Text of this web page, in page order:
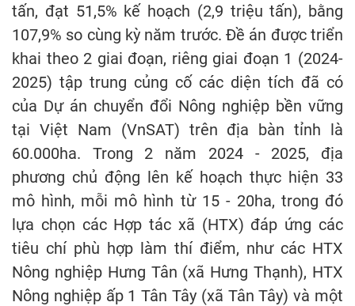
tấn, đạt 51,5% kế hoạch (2,9 triệu tấn), bằng
107,9% so cùng kỳ năm trước. Đề án được triển
khai theo 2 giai đoạn, riêng giai đoạn 1 (2024-
2025) tập trung củng cố các diện tích đã có
của Dự án chuyển đổi Nông nghiệp bền vững
tại Việt Nam (VnSAT) trên địa bàn tỉnh là
60.000ha. Trong 2 năm 2024 - 2025, địa
phương chủ động lên kế hoạch thực hiện 33
mô hình, mỗi mô hình từ 15 - 20ha, trong đó
lựa chọn các Hợp tác xã (HTX) đáp ứng các
tiêu chí phù hợp làm thí điểm, như các HTX
Nông nghiệp Hưng Tân (xã Hưng Thạnh), HTX
Nông nghiệp ấp 1 Tân Tây (xã Tân Tây) và một